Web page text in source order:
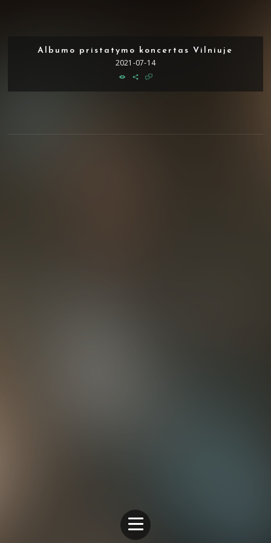
Albumo pristatymo koncertas Vilniuje
2021-07-14